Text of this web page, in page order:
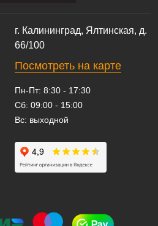
г. Калининград, Ялтинская, д.
66/100
Посмотреть на карте
Пн-Пт: 8:30 - 17:30
Сб: 09:00 - 15:00
Вс: выходной